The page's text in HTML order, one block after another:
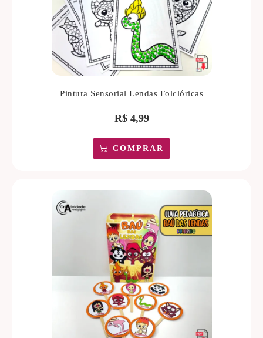
Pintura Sensorial Lendas Folclóricas
R$4,99
COMPRAR